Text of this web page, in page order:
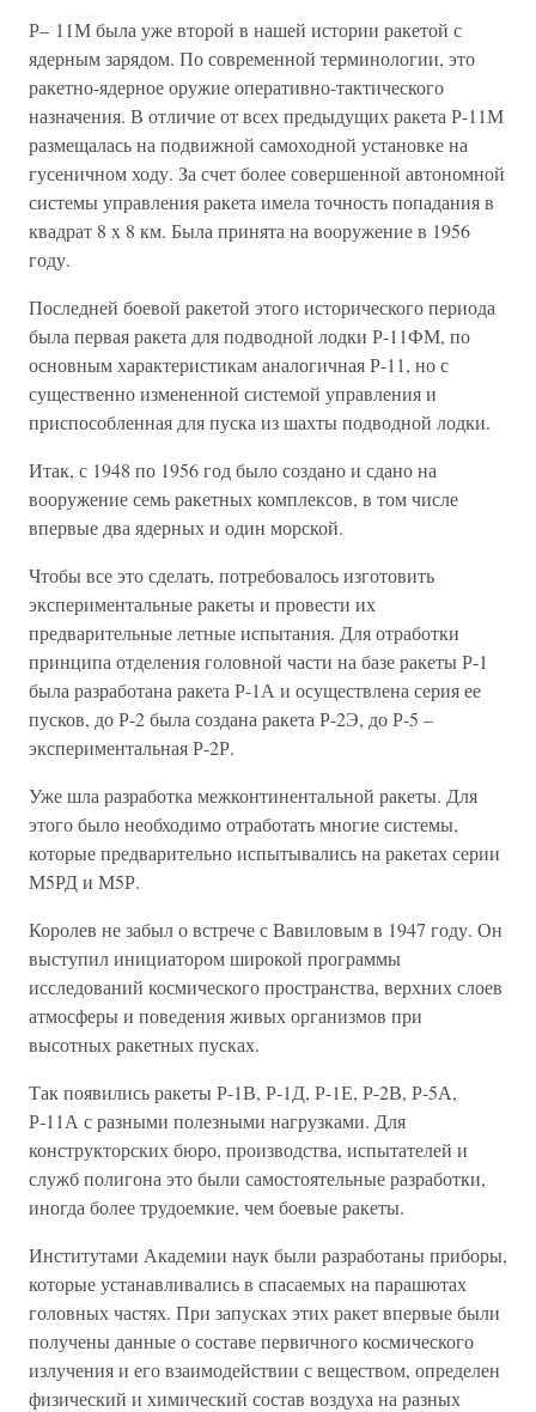
Р– 11М была уже второй в нашей истории ракетой с
ядерным зарядом. По современной терминологии, это
ракетно-ядерное оружие оперативно-тактического
назначения. В отличие от всех предыдущих ракета Р-11М
размещалась на подвижной самоходной установке на
гусеничном ходу. За счет более совершенной автономной
системы управления ракета имела точность попадания в
квадрат 8 x 8 км. Была принята на вооружение в 1956
году.
Последней боевой ракетой этого исторического периода
была первая ракета для подводной лодки Р-11ФМ, по
основным характеристикам аналогичная Р-11, но с
существенно измененной системой управления и
приспособленная для пуска из шахты подводной лодки.
Итак, с 1948 по 1956 год было создано и сдано на
вооружение семь ракетных комплексов, в том числе
впервые два ядерных и один морской.
Чтобы все это сделать, потребовалось изготовить
экспериментальные ракеты и провести их
предварительные летные испытания. Для отработки
принципа отделения головной части на базе ракеты Р-1
была разработана ракета Р-1А и осуществлена серия ее
пусков, до Р-2 была создана ракета Р-2Э, до Р-5 –
экспериментальная Р-2Р.
Уже шла разработка межконтинентальной ракеты. Для
этого было необходимо отработать многие системы,
которые предварительно испытывались на ракетах серии
М5РД и М5Р.
Королев не забыл о встрече с Вавиловым в 1947 году. Он
выступил инициатором широкой программы
исследований космического пространства, верхних слоев
атмосферы и поведения живых организмов при
высотных ракетных пусках.
Так появились ракеты Р-1В, Р-1Д, Р-1Е, Р-2В, Р-5А,
Р-11А с разными полезными нагрузками. Для
конструкторских бюро, производства, испытателей и
служб полигона это были самостоятельные разработки,
иногда более трудоемкие, чем боевые ракеты.
Институтами Академии наук были разработаны приборы,
которые устанавливались в спасаемых на парашютах
головных частях. При запусках этих ракет впервые были
получены данные о составе первичного космического
излучения и его взаимодействии с веществом, определен
физический и химический состав воздуха на разных